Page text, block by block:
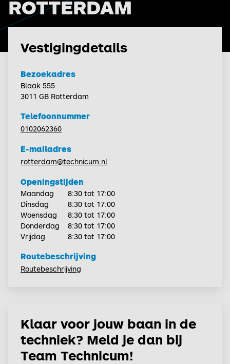
ROTTERDAM
Vestigingdetails
Bezoekadres
Blaak 555
3011 GB Rotterdam
Telefoonnummer
0102062360
E-mailadres
rotterdam@technicum.nl
Openingstijden
Maandag
8:30 tot 17:00
Dinsdag
8:30 tot 17:00
Woensdag
8:30 tot 17:00
Donderdag
8:30 tot 17:00
Vrijdag
8:30 tot 17:00
Routebeschrijving
Routebeschrijving
Klaar voor jouw baan in de
techniek? Meld je dan bij
Team Technicum!